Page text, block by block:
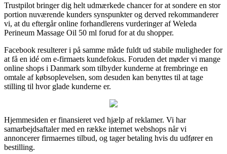
Trustpilot bringer dig helt udmærkede chancer for at sondere en stor
portion nuværende kunders synspunkter og derved rekommanderer
vi, at du eftergår online forhandlerens vurderinger af Weleda
Perineum Massage Oil 50 ml forud for at du shopper.
Facebook resulterer i på samme måde fuldt ud stabile muligheder for
at få en idé om e-firmaets kundefokus. Foruden det møder vi mange
online shops i Danmark som tilbyder kunderne at frembringe en
omtale af købsoplevelsen, som desuden kan benyttes til at tage
stilling til hvor glade kunderne er.
Hjemmesiden er finansieret ved hjælp af reklamer. Vi har
samarbejdsaftaler med en række internet webshops når vi
annoncerer firmaernes tilbud, og tager betaling hvis du udfører en
bestilling.